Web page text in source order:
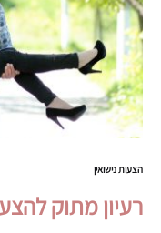
הצעות נישואין
רעיון מתוק